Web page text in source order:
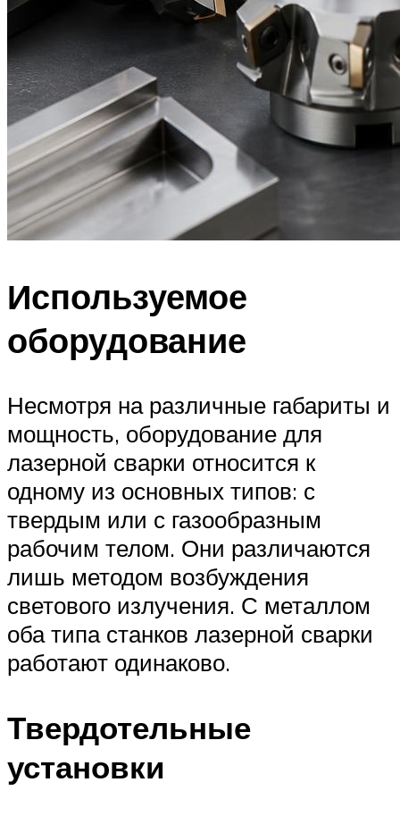
Используемое
оборудование
Несмотря на различные габариты и
мощность, оборудование для
лазерной сварки относится к
одному из основных типов: с
твердым или с газообразным
рабочим телом. Они различаются
лишь методом возбуждения
светового излучения. С металлом
оба типа станков лазерной сварки
работают одинаково.
Твердотельные
установки